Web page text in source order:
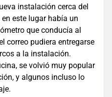
instalación cerca del
este lugar había un
que conducía al
correo pudiera entregarse
a la instalación.
se volvió muy popular
y algunos incluso lo